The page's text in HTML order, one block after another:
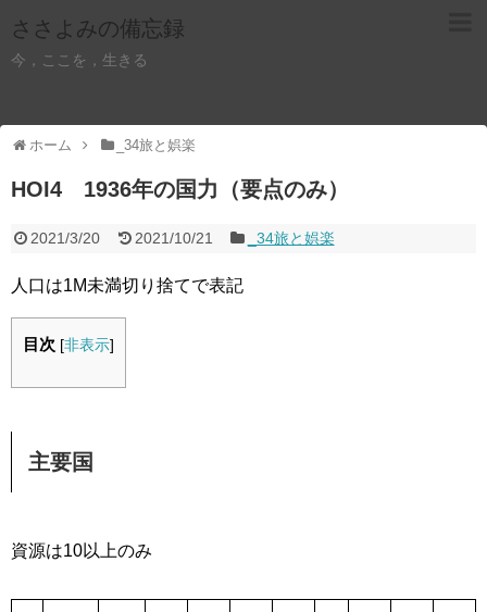
ささよみの備忘録
今，ここを，生きる
ホーム _34旅と娯楽
HOI4 1936年の国力（要点のみ）
2021/3/20 2021/10/21 _34旅と娯楽
人口は1M未満切り捨てで表記
目次 [非表示]
主要国
資源は10以上のみ